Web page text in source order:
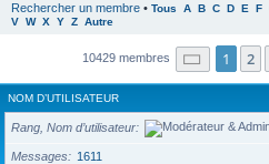
Rechercher un membre • Tous A B C D E F
V W X Y Z Autre
10429 membres Page 1
1 2
NOM D’UTILISATEUR
Rang, Nom d’utilisateur
Messages
1611